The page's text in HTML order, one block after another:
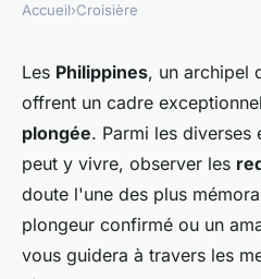
Quelle croisière
excursions pour
requins-
eaux des
Constance•27 juin 2024 •5 min
Accueil›Croisière
Les Philippines, un archipel
offrent un cadre
plongée. Parmi les diverses
peut y vivre, observer les
doute l'une des plus
plongeur confirmé ou un
vous guidera à travers les